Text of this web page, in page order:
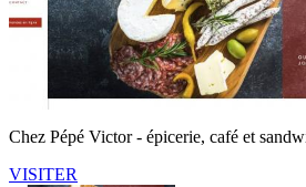
Chez Pépé Victor - épicerie, café et
VISITER